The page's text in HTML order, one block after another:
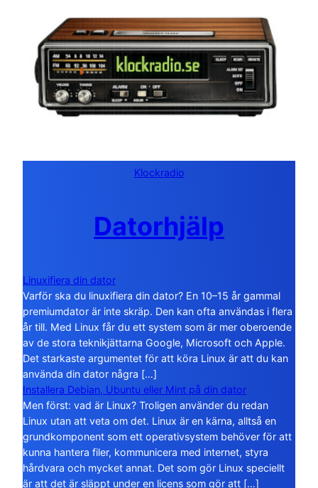
Klockradio
Datorhjälp
Linuxifiera din dator
Varför ska du linuxifiera din dator? En 10–15 år gammal
premiumdator är inte skräp. Den kan ofta användas i flera
år till. Med Linux får du ett system som är mer oberoende
av de stora teknikjättarna Google, Microsoft och Apple.
Det starkaste argumentet för att köra Linux är att du kan
använda din dator några […]
Installera Debian, Ubuntu eller Mint på din dator
Men först: vad är Linux? Troligen använder du redan
Linux utan att veta om det. Linux är en kärna, alltså en
grundkomponent som ett operativsystem behöver för att
kunna hantera filer, kommunicera med internet, styra
hårdvara och mycket annat. Det som gör Linux speciellt
är att det är släppt under en licens som gör att […]